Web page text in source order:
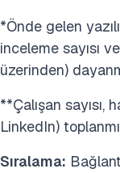
*Önde gelen
inceleme sayısı
üzerinden)
**Çalışan sayısı,
LinkedIn)
Sıralama: